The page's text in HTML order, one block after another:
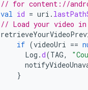
// for content://
val id = uri .
// Load your video in
if (videoUri ==
Log .d(TAG,
}